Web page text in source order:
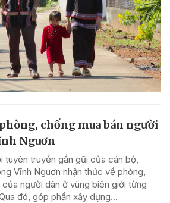
chống mua bán người
Nguơn
tuyên truyền gần gũi của cán bộ,
Vĩnh Nguơn nhận thức về phòng,
người dân ở vùng biên giới từng
đó, góp phần xây dựng...